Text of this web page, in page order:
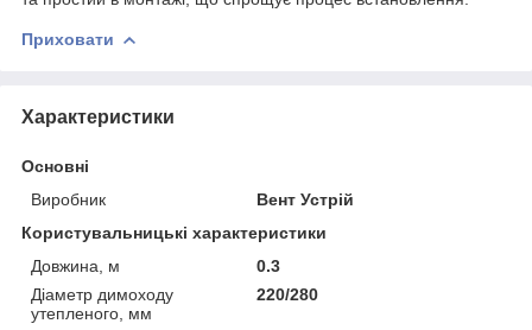
Приховати
Характеристики
Основні
Виробник
Вент Устрій
Користувальницькі характеристики
Довжина, м
0.3
Діаметр димоходу
утепленого, мм
220/280